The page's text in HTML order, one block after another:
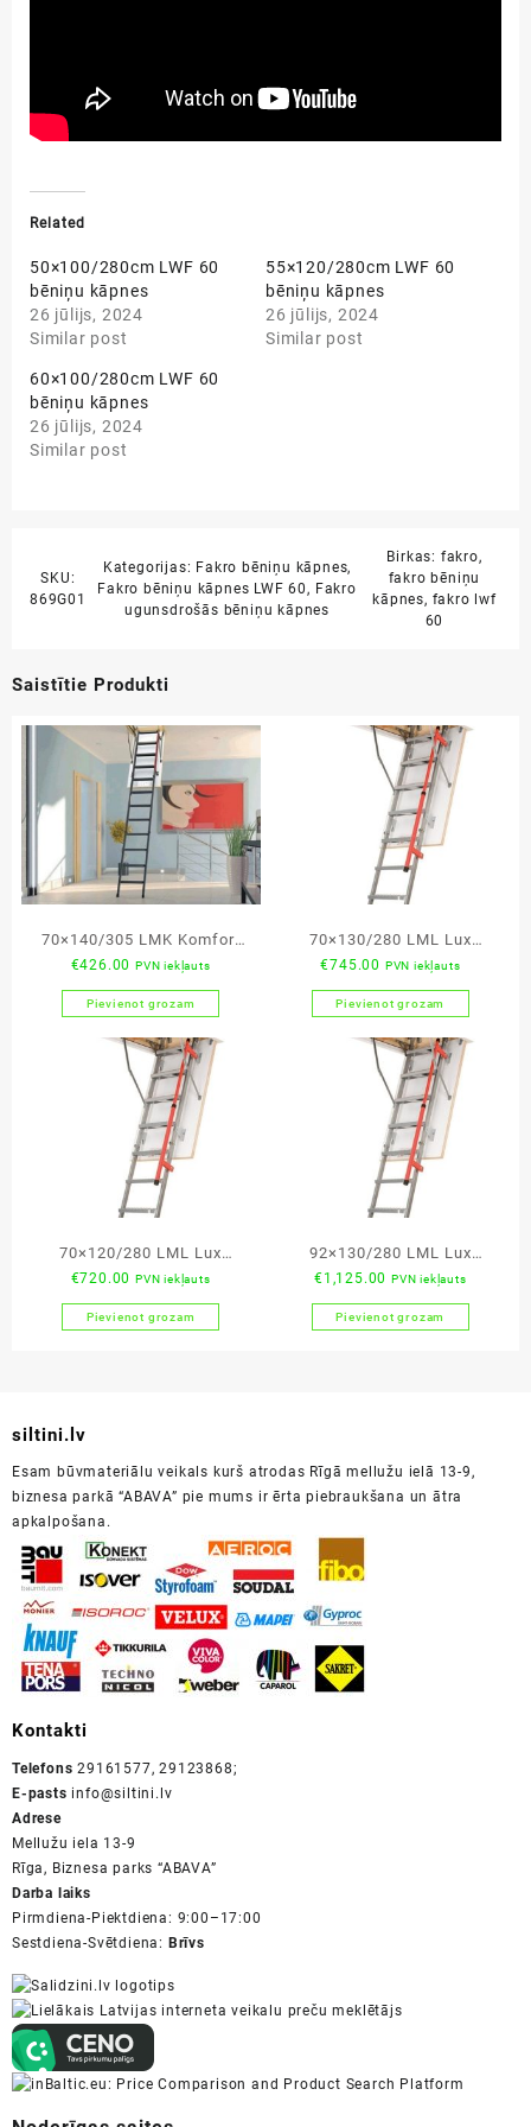
Related
50×100/280cm LWF 60
bēniņu kāpnes
26 jūlijs, 2024
Similar post
55×120/280cm LWF 60
bēniņu kāpnes
26 jūlijs, 2024
Similar post
60×100/280cm LWF 60
bēniņu kāpnes
26 jūlijs, 2024
Similar post
SKU:
869G01
Kategorijas: Fakro bēniņu kāpnes,
Fakro bēniņu kāpnes LWF 60, Fakro
ugunsdrošās bēniņu kāpnes
Birkas: fakro,
fakro bēniņu
kāpnes, fakro lwf
60
Saistītie Produkti
70×140/305 LMK Komfort
bēniņu kāpnes
€426.00 PVN iekļauts
Pievienot grozam
70×130/280 LML Lux
bēniņu kāpnes
€745.00 PVN iekļauts
Pievienot grozam
70×120/280 LML Lux
bēniņu kāpnes
€720.00 PVN iekļauts
Pievienot grozam
92×130/280 LML Lux
bēniņu kāpnes
€1,125.00 PVN iekļauts
Pievienot grozam
siltini.lv
Esam būvmateriālu veikals kurš atrodas Rīgā mellužu ielā 13-9,
biznesa parkā “ABAVA” pie mums ir ērta piebraukšana un ātra
apkalpošana.
Kontakti
Telefons 29161577, 29123868;
E-pasts info@siltini.lv
Adrese
Mellužu iela 13-9
Rīga, Biznesa parks “ABAVA”
Darba laiks
Pirmdiena-Piektdiena: 9:00–17:00
Sestdiena-Svētdiena: Brīvs